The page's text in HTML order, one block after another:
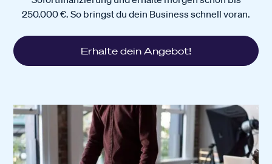
250.000 €. So bringst du dein Business schnell voran.
Erhalte dein Angebot!